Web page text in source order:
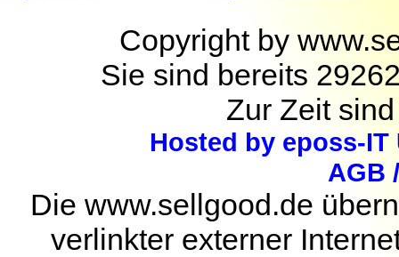
Copyright by
Sie sind bereits
Zur Zeit
Hosted by eposs-
AGB
Die www.sellgood.de
verlinkter externer